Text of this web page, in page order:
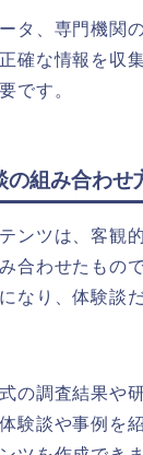
タ、専門機関
確な情報を収
です。
の組み合わせ
ンツは、客観
合わせたもの
なり、体験談
の調査結果や
験談や事例を